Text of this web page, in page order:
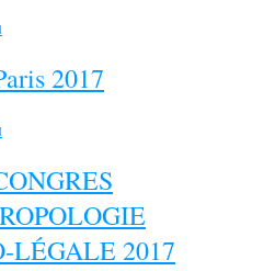
2017
LÉGALE 2017